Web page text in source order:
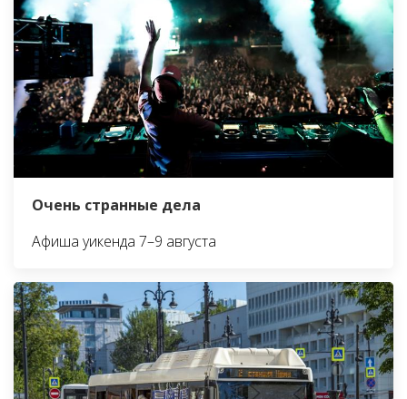
Очень странные дела
Афиша уикенда 7–9 августа